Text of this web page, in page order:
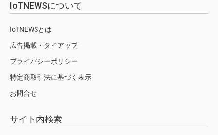
IoTNEWSについて
IoTNEWSとは
広告掲載・タイアップ
プライバシーポリシー
特定商取引法に基づく表示
お問合せ
サイト内検索